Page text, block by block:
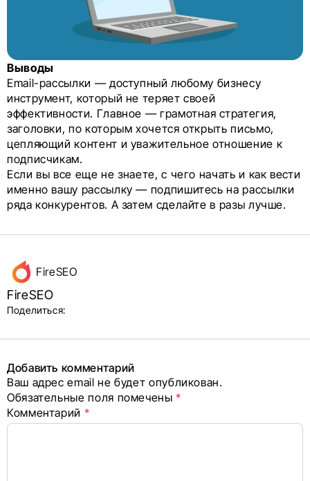
Выводы
Email-рассылки — доступный любому бизнесу
инструмент, который не теряет своей
эффективности. Главное — грамотная стратегия,
заголовки, по которым хочется открыть письмо,
цепляющий контент и уважительное отношение к
подписчикам.
Если вы все еще не знаете, с чего начать и как вести
именно вашу рассылку — подпишитесь на рассылки
ряда конкурентов. А затем сделайте в разы лучше.
Данные
об авторе
и блок
поделиться
в соцсетях
FireSEO
FireSEO
Поделиться:
Добавить комментарий
Ваш адрес email не будет опубликован.
Обязательные поля помечены*
Комментарий *
Alternative: